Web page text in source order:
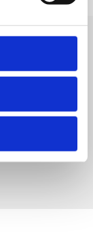
Elvia, s.l.